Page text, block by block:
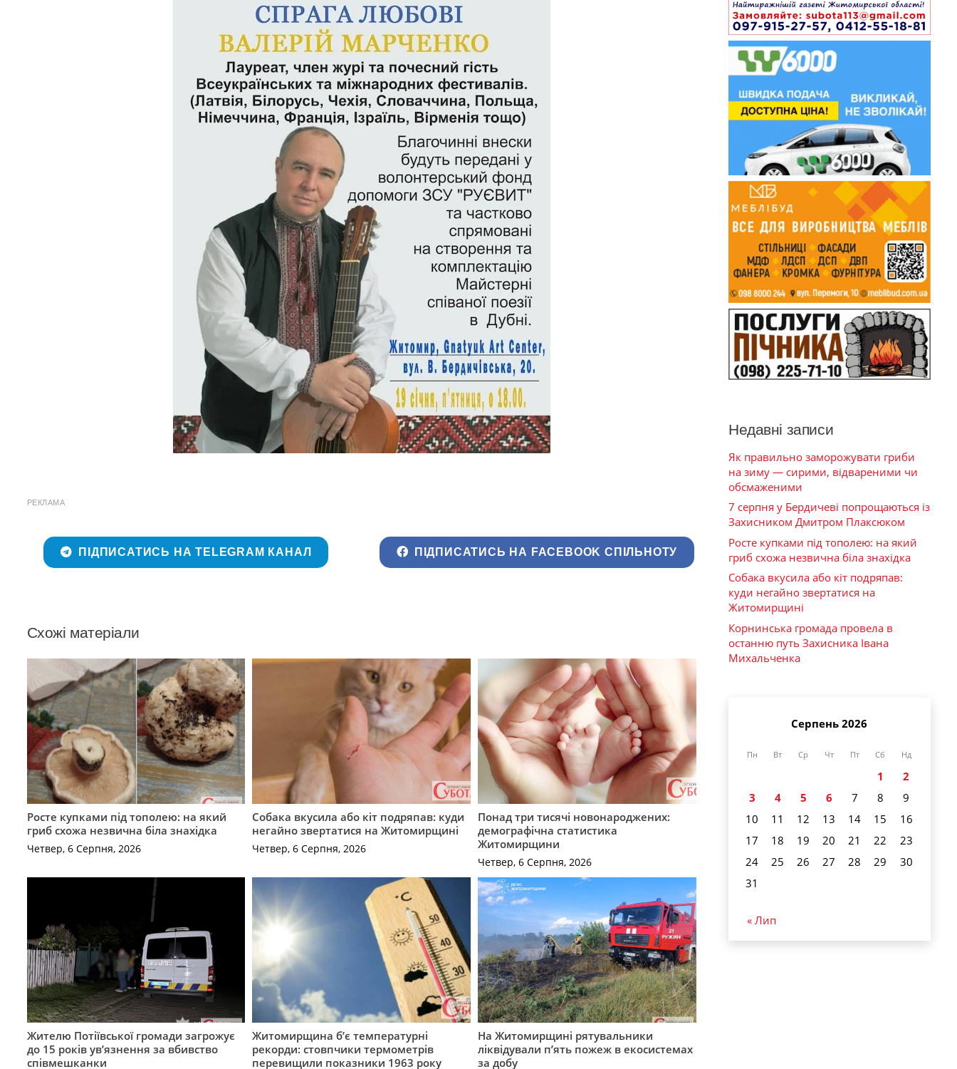
РЕКЛАМА
ПІДПИСАТИСЬ НА TELEGRAM КАНАЛ ПІДПИСАТИСЬ НА FACEBOOK СПІЛЬНОТУ
Схожі матеріали
Росте купками під тополею: на який
гриб схожа незвична біла знахідка
Четвер, 6 Серпня, 2026
Собака вкусила або кіт подряпав: куди
негайно звертатися на Житомирщині
Четвер, 6 Серпня, 2026
Понад три тисячі новонароджених:
демографічна статистика
Житомирщини
Четвер, 6 Серпня, 2026
Жителю Потіївської громади загрожує
до 15 років ув’язнення за вбивство
співмешканки
Житомирщина б’є температурні
рекорди: стовпчики термометрів
перевищили показники 1963 року
На Житомирщині рятувальники
ліквідували п’ять пожеж в екосистемах
за добу
Недавні записи
Як правильно заморожувати гриби
на зиму — сирими, відвареними чи
обсмаженими
7 серпня у Бердичеві попрощаються із
Захисником Дмитром Плаксюком
Росте купками під тополею: на який
гриб схожа незвична біла знахідка
Собака вкусила або кіт подряпав:
куди негайно звертатися на
Житомирщині
Корнинська громада провела в
останню путь Захисника Івана
Михальченка
Серпень 2026
Пн Вт Ср Чт Пт Сб Нд
1
2
3
4 5 6 7 8
9
10
11 12 13 14 15
16
17
18 19 20 21 22
23
24
25 26 27 28 29
30
31
« Лип